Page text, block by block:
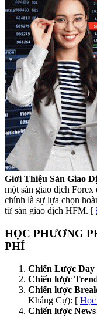
Giới Thiệu Sàn Giao
một sàn giao dịch
chính là sự lựa chọn
từ sàn giao dịch HFM. [
HỌC PHƯƠNG
PHÍ
Chiến Lược
Chiến lược
Chiến lược
Kháng Cự): [
Chiến lược